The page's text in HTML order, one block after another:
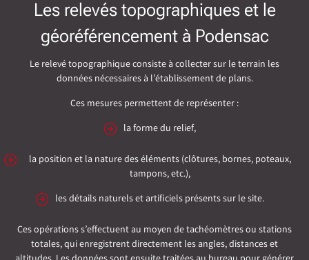
Les relevés topographiques et le
géoréférencement à Podensac
Le relevé topographique consiste à collecter sur le terrain les
données nécessaires à l’établissement de plans.
Ces mesures permettent de représenter :
la forme du relief,
la position et la nature des éléments (clôtures, bornes, poteaux,
tampons, etc.),
les détails naturels et artificiels présents sur le site.
Ces opérations s’effectuent au moyen de tachéomètres ou stations
totales, qui enregistrent directement les angles, distances et